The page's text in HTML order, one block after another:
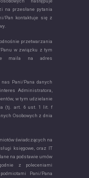
na przesłane pytania
Pan kontaktuje się z
przetwarzania
w związku z tym
maila na adres
Pani/Pana danych
Administratora,
w tym udzielanie
(tj. art. 6 ust. 1 lit. f
Osobowych z dnia
świadczących na
księgowe, oraz IT
na podstawie umów
z poleceniami
Pani/Pana